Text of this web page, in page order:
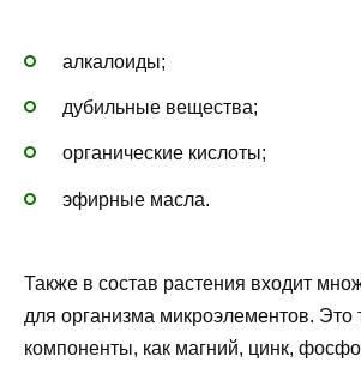
алкалоиды;
дубильные вещества;
органические кислоты;
эфирные масла.
Также в состав растения входит
для организма микроэлементов. Это
компоненты, как магний, цинк,